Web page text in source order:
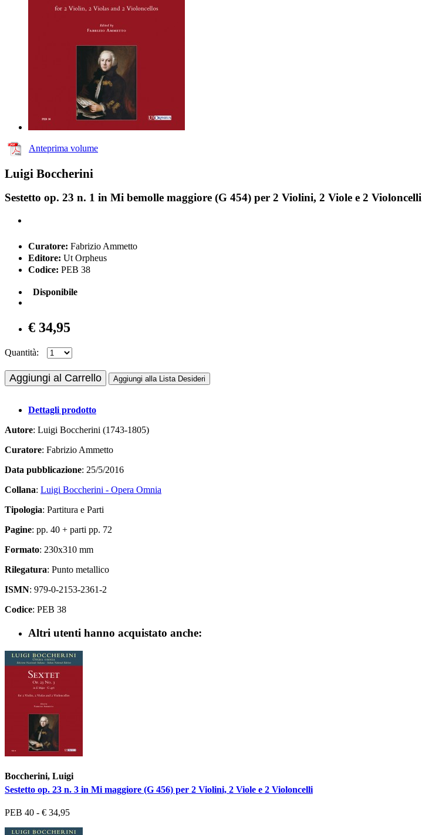
Anteprima volume
Luigi Boccherini
Sestetto op. 23 n. 1 in Mi bemolle maggiore (G 454) per 2 Violini, 2 Viole e 2 Violoncelli
Curatore: Fabrizio Ammetto
Editore: Ut Orpheus
Codice: PEB 38
Disponibile
€ 34,95
Quantità:
Aggiungi al Carrello Aggiungi alla Lista Desideri
Dettagli prodotto
Autore: Luigi Boccherini (1743-1805)
Curatore: Fabrizio Ammetto
Data pubblicazione: 25/5/2016
Collana: Luigi Boccherini - Opera Omnia
Tipologia: Partitura e Parti
Pagine: pp. 40 + parti pp. 72
Formato: 230x310 mm
Rilegatura: Punto metallico
ISMN: 979-0-2153-2361-2
Codice: PEB 38
Altri utenti hanno acquistato anche:
Boccherini, Luigi
Sestetto op. 23 n. 3 in Mi maggiore (G 456) per 2 Violini, 2 Viole e 2 Violoncelli
PEB 40 - € 34,95